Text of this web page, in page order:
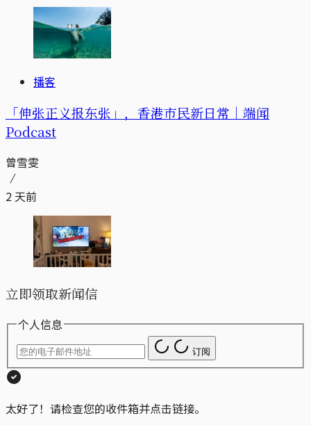
播客
「伸张正义报东张」，香港市民新日常｜端闻
Podcast
曾雪雯
2 天前
立即领取新闻信
个人信息
订阅
太好了！请检查您的收件箱并点击链接。